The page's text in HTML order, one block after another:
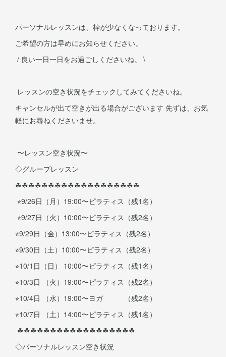
パーソナルレッスンは、枠が少なくなっております。
ご希望の方は早めにお知らせください。
/ 良い一日一日をお過ごしくださいね。 \
レッスンの空き状況をチェックしてみてくださいね。
キャンセルが出て空きが出る場合がございます 先ずは、お気
軽にお尋ねくださいませ。
〜レッスン空き状況〜
◇グループレッスン
☘︎︎☘︎︎☘︎︎☘︎︎☘︎︎☘︎︎☘︎︎☘︎︎☘︎︎☘︎︎☘︎︎☘︎︎☘︎︎☘︎︎☘︎︎☘︎︎☘︎︎☘︎︎☘︎︎
⭐︎9/26日（月）19:00〜ピラティス（残1名）
⭐︎9/27日（火）10:00〜ピラティス（残2名）
⭐︎9/29日（金）13:00〜ピラティス（残2名）
⭐︎9/30日（土）10:00〜ピラティス（残2名）
⭐︎10/1日（日） 10:00〜ピラティス（残1名）
⭐︎10/3日 （火）19:00〜ピラティス（残2名）
⭐︎10/4日 （水）19:00〜ヨガ （残2名）
⭐︎10/7日 （土）14:00〜ピラティス（残1名）
☘︎︎☘︎︎☘︎︎☘︎︎☘︎︎☘︎︎☘︎︎☘︎︎☘︎︎☘︎︎☘︎︎☘︎︎☘︎︎☘︎︎☘︎︎☘︎︎☘︎︎☘︎︎
◇パーソナルレッスン空き状況